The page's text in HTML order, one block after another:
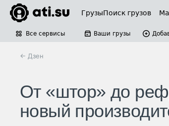
ГрузыПоиск грузов
Все сервисы Ваши грузы
← Дзен
От «штор» до
новый